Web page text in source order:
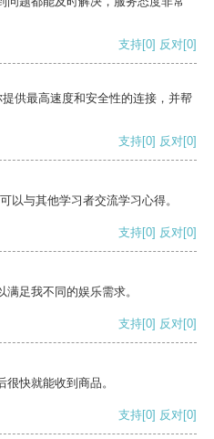
支持[0] 反对[0]
供最高速度和安全性的连接，并帮
支持[0] 反对[0]
以与其他学习者交流学习心得。
支持[0] 反对[0]
足我不同的娱乐需求。
支持[0] 反对[0]
快就能收到商品。
支持[0] 反对[0]